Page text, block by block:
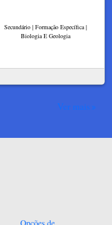
Secundário | Formação Específica |
Biologia E Geologia
Ver mais
Opções de